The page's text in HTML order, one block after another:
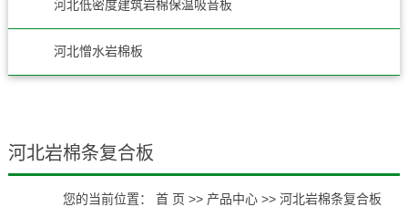
河北低密度建筑岩棉保温吸音板
河北憎水岩棉板
河北岩棉条复合板
您的当前位置： 首 页 >> 产品中心 >> 河北岩棉条复合板